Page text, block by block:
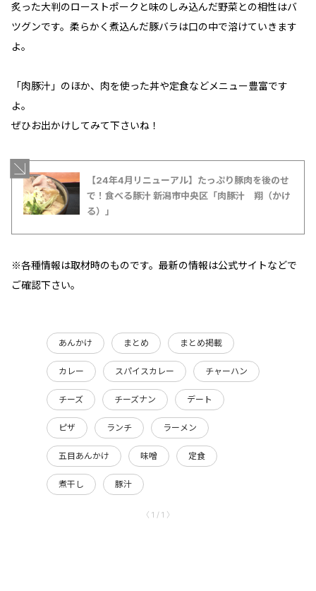
炙った大判のローストポークと味のしみ込んだ野菜との相性はバ
ツグンです。柔らかく煮込んだ豚バラは口の中で溶けていきます
よ。
「肉豚汁」のほか、肉を使った丼や定食などメニュー豊富です
よ。
ぜひお出かけしてみて下さいね！
【24年4月リニューアル】たっぷり豚肉を後のせ
で！食べる豚汁 新潟市中央区「肉豚汁 翔（かけ
る）」
※各種情報は取材時のものです。最新の情報は公式サイトなどで
ご確認下さい。
あんかけ まとめ まとめ掲載
カレー スパイスカレー チャーハン
チーズ チーズナン デート
ピザ ランチ ラーメン
五目あんかけ 味噌 定食
煮干し 豚汁
〈 1 / 1 〉